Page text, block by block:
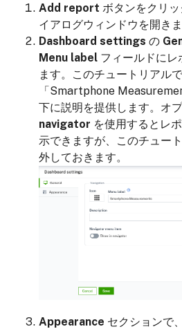
Add report ボタンをクリッ
イアログウィンドウを開きま
Dashboard settings の
Menu label フィールドにレ
ます。このチュートリアル
「Smartphone
下に説明を提供します。オ
navigator を使用するとレ
示できますが、このチュー
外しておきます。
Appearance セクションで